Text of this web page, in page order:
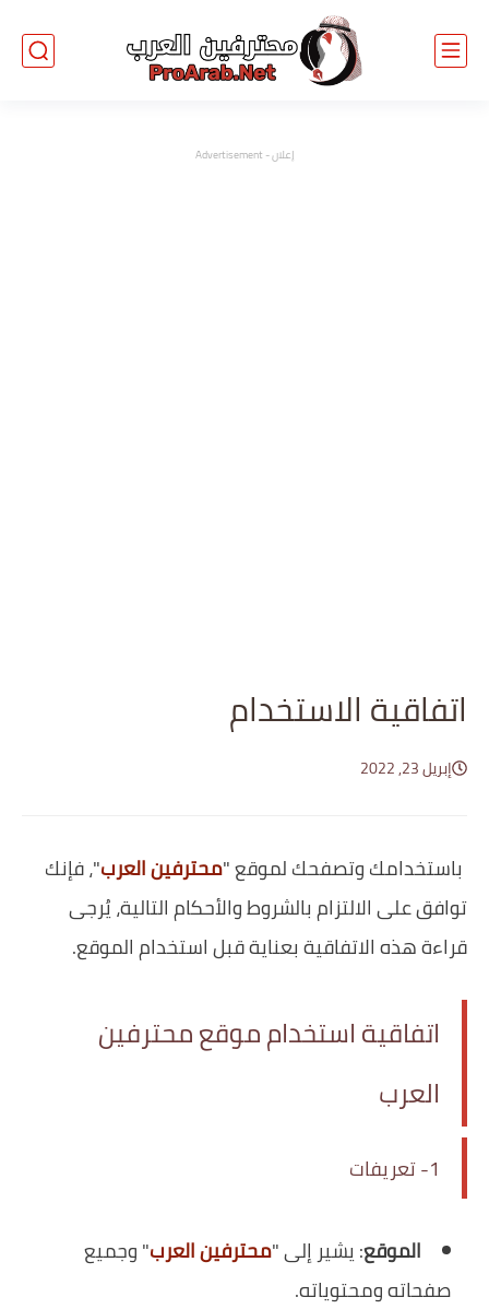
إعلان - Advertisement
اتفاقية الاستخدام
إبريل 23, 2022
باستخدامك وتصفحك لموقع "محترفين العرب"، فإنك
توافق على الالتزام بالشروط والأحكام التالية، يُرجى
قراءة هذه الاتفاقية بعناية قبل استخدام الموقع.
اتفاقية استخدام موقع محترفين
العرب
1- تعريفات
الموقع: يشير إلى "محترفين العرب" وجميع
صفحاته ومحتوياته.